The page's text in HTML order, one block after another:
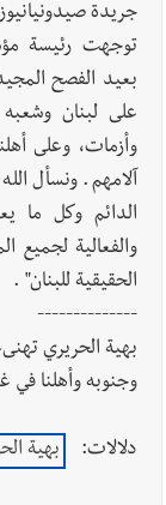
أخبار العالم
وإعلام إيراني:
جريدة
توجهت رئيسة
بعيد الفصح
على لبنان
وأزمات، وعلى
آلامهم. ونسأل
الدائم وكل ما
والفعالية لجميع
الحقيقية للبنان" .
--------------
بهية الحريري
وجنوبه وأهلنا في
دلالات:
بهية